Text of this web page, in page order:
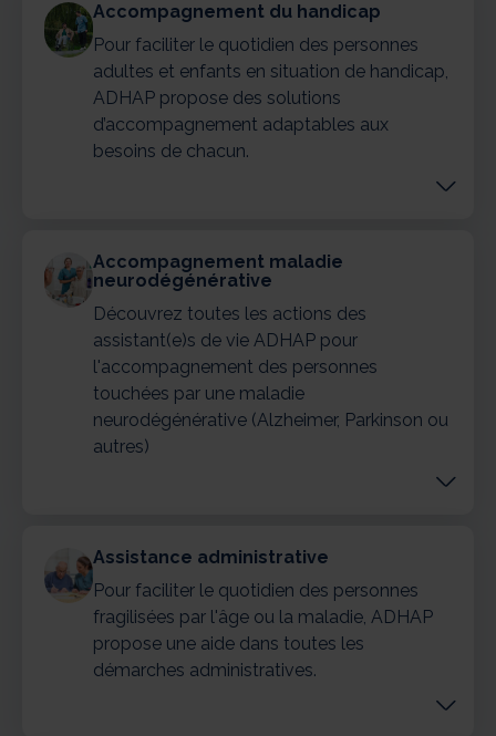
Accompagnement du handicap
Pour faciliter le quotidien des personnes
adultes et enfants en situation de handicap,
ADHAP propose des solutions
d’accompagnement adaptables aux
besoins de chacun.
Accompagnement maladie
neurodégénérative
Découvrez toutes les actions des
assistant(e)s de vie ADHAP pour
l'accompagnement des personnes
touchées par une maladie
neurodégénérative (Alzheimer, Parkinson ou
autres)
Assistance administrative
Pour faciliter le quotidien des personnes
fragilisées par l'âge ou la maladie, ADHAP
propose une aide dans toutes les
démarches administratives.